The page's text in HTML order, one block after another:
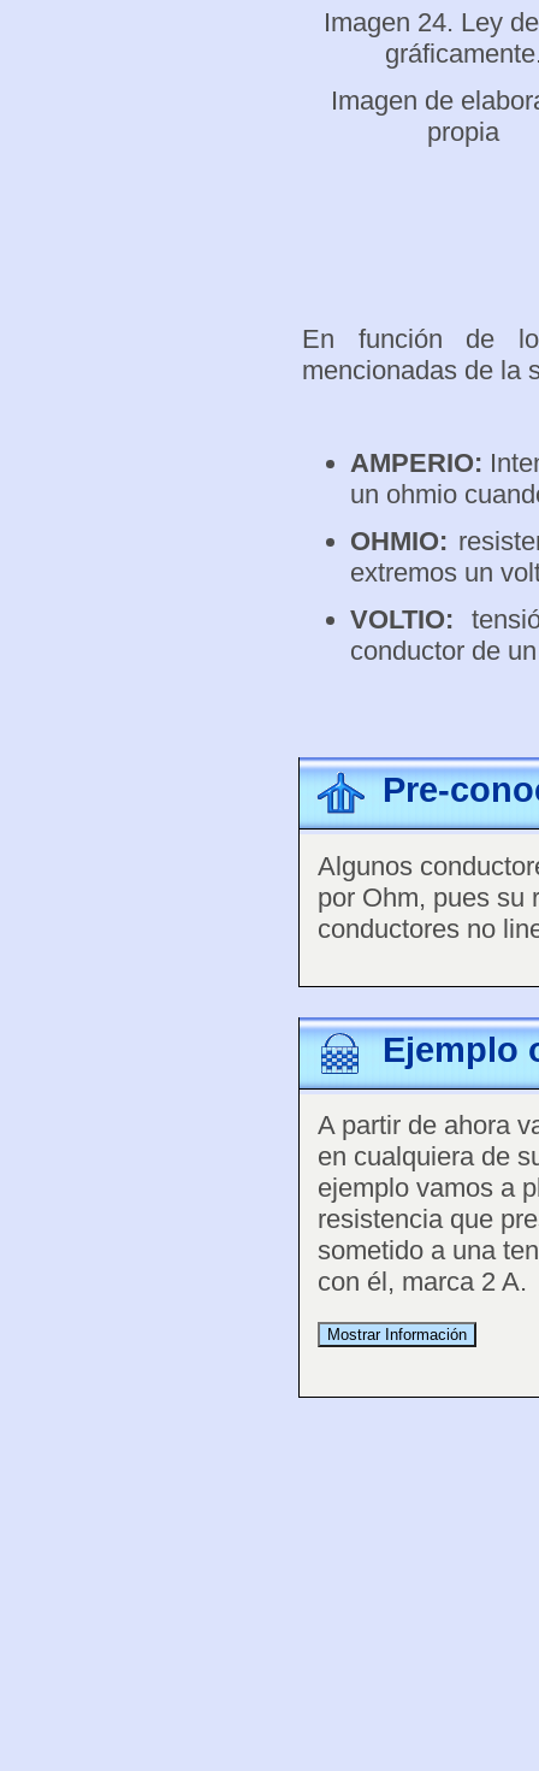
Imagen 24. Ley
Imagen de
propia
En función de
mencionadas de la
AMPERIO:
un ohmio
OHMIO:
extremos un
VOLTIO:
conductor de
Pre-
Algunos
por Ohm, pues su
conductores no
Ejemplo
A partir de ahora
en cualquiera de
ejemplo vamos a
resistencia que
sometido a una
con él, marca 2 A.